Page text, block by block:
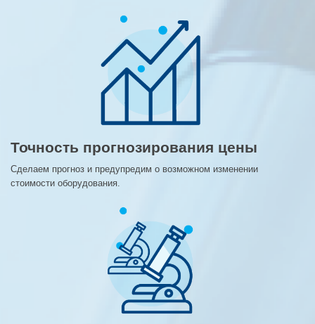
Точность прогнозирования цены
Сделаем прогноз и предупредим о возможном изменении
стоимости оборудования.